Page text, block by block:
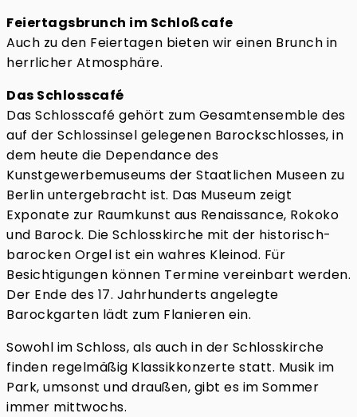
Feiertagsbrunch im Schloßcafe
Auch zu den Feiertagen bieten wir einen Brunch in
herrlicher Atmosphäre.
Das Schlosscafé
Das Schlosscafé gehört zum Gesamtensemble des
auf der Schlossinsel gelegenen Barockschlosses, in
dem heute die Dependance des
Kunstgewerbemuseums der Staatlichen Museen zu
Berlin untergebracht ist. Das Museum zeigt
Exponate zur Raumkunst aus Renaissance, Rokoko
und Barock. Die Schlosskirche mit der historisch-
barocken Orgel ist ein wahres Kleinod. Für
Besichtigungen können Termine vereinbart werden.
Der Ende des 17. Jahrhunderts angelegte
Barockgarten lädt zum Flanieren ein.
Sowohl im Schloss, als auch in der Schlosskirche
finden regelmäßig Klassikkonzerte statt. Musik im
Park, umsonst und draußen, gibt es im Sommer
immer mittwochs.